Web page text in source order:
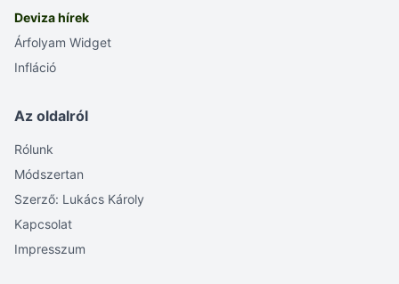
Deviza hírek
Árfolyam Widget
Infláció
Az oldalról
Rólunk
Módszertan
Szerző: Lukács Károly
Kapcsolat
Impresszum